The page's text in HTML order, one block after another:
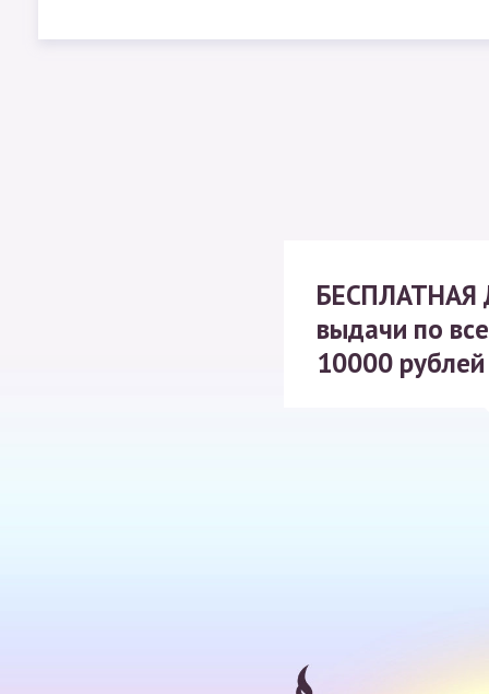
БЕСПЛАТНАЯ
выдачи по
10000 рублей